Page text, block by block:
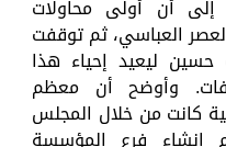
إلى أن أولى محاولات
العباسي، ثم توقفت
ليعيد إحياء هذا
وأوضح أن معظم
كانت من خلال المجلس
إنشاء فرع المؤسسة